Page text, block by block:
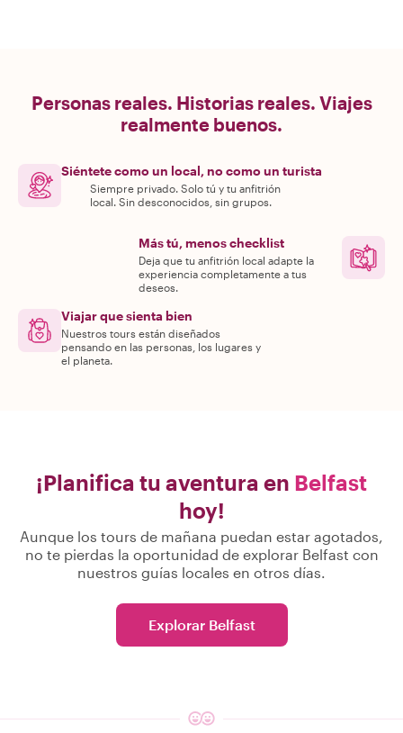
Personas reales. Historias reales. Viajes
realmente buenos.
Siéntete como un local, no como un turista
Siempre privado. Solo tú y tu anfitrión
local. Sin desconocidos, sin grupos.
Más tú, menos checklist
Deja que tu anfitrión local adapte la
experiencia completamente a tus
deseos.
Viajar que sienta bien
Nuestros tours están diseñados
pensando en las personas, los lugares y
el planeta.
¡Planifica tu aventura en Belfast
hoy!
Aunque los tours de mañana puedan estar agotados,
no te pierdas la oportunidad de explorar Belfast con
nuestros guías locales en otros días.
Explorar Belfast